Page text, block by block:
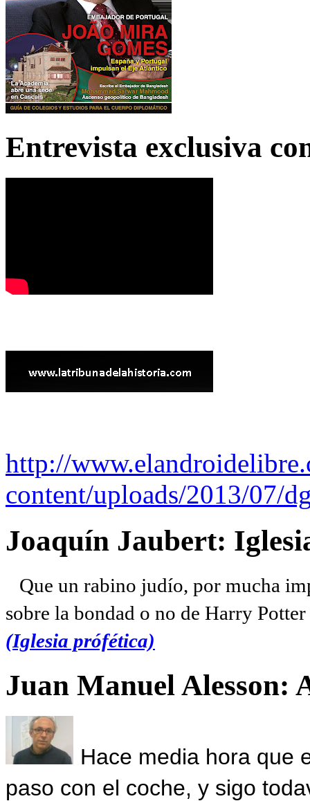
Entrevista exclusiva
http://
content/uploads/2013/07/
Joaquín Jaubert:
Que un rabino judío, por mucha
sobre la bondad o no de Harry
(Iglesia prófética)
Juan Manuel Alesson:
Hace media hora que
paso con el coche, y sigo